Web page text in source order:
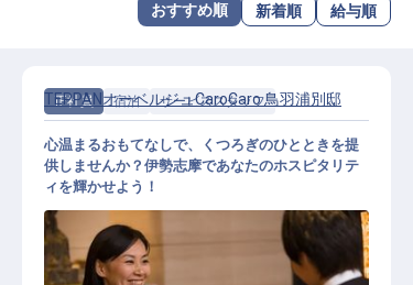
転職サポートに申し込む
おすすめ順 新着順 給与順
正社員 宿泊 サービススタッフ
TEPPANオーベルジュCaroCaro 鳥羽浦別邸
心温まるおもてなしで、くつろぎのひとときを提
供しませんか？伊勢志摩であなたのホスピタリテ
ィを輝かせよう！